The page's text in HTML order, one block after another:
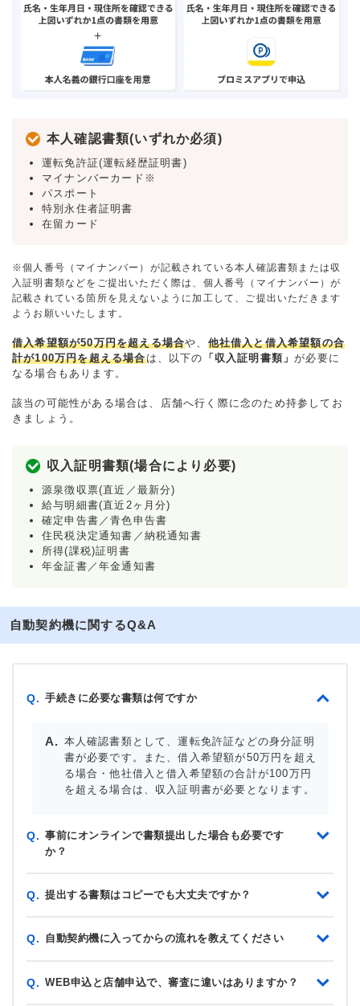
本人確認書類(いずれか必須)
運転免許証(運転経歴証明書)
マイナンバーカード※
パスポート
特別永住者証明書
在留カード
※個人番号（マイナンバー）が記載されている本人確認書類または収
入証明書類などをご提出いただく際は、個人番号（マイナンバー）が
記載されている箇所を見えないように加工して、ご提出いただきます
ようお願いいたします。
借入希望額が50万円を超える場合や、 他社借入と借入希望額の合
計が100万円を超える場合は、以下の 「収入証明書類」が必要に
なる場合もあります。
該当の可能性がある場合は、店舗へ行く際に念のため持参してお
きましょう。
収入証明書類(場合により必要)
源泉徴収票(直近／最新分)
給与明細書(直近2ヶ月分)
確定申告書／青色申告書
住民税決定通知書／納税通知書
所得(課税)証明書
年金証書／年金通知書
自動契約機に関するQ&A
Q. 手続きに必要な書類は何ですか
本人確認書類として、運転免許証などの身分証明
書が必要です。また、借入希望額が50万円を超え
る場合・他社借入と借入希望額の合計が100万円
を超える場合は、収入証明書が必要となります。
Q. 事前にオンラインで書類提出した場合も必要です
か？
Q. 提出する書類はコピーでも大丈夫ですか？
Q. 自動契約機に入ってからの流れを教えてください
Q. WEB申込と店舗申込で、審査に違いはありますか？